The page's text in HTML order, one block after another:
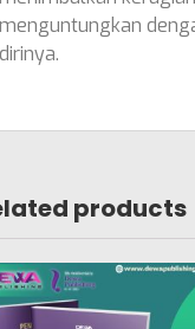
menguntungkan
dirinya.
products